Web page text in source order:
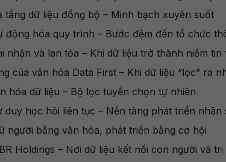
tầng dữ liệu đồng bộ – Minh bạch xuyên suốt
động hóa quy trình – Bước đệm đến tổ chức
nhận và lan tỏa – Khi dữ liệu trở thành niềm tin
của văn hóa Data First – Khi dữ liệu “lọc” ra
hóa dữ liệu – Bộ lọc tuyển chọn tự nhiên
duy học hỏi liên tục – Nền tảng phát triển nhân
người bằng văn hóa, phát triển bằng cơ hội
Holdings – Nơi dữ liệu kết nối con người và tri